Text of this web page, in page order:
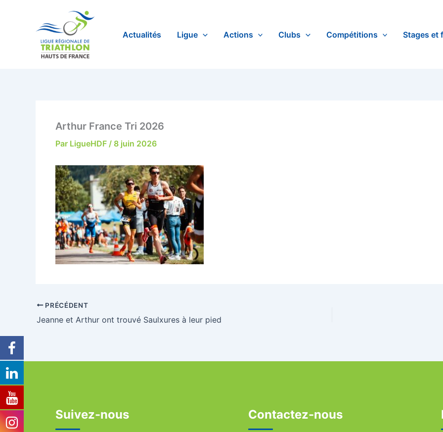
Actualités Ligue Actions Clubs Compétitions Stages et
Arthur France Tri 2026
Par LigueHDF / 8 juin 2026
PRÉCÉDENT
Jeanne et Arthur ont trouvé Saulxures à leur pied
Suivez-nous Contactez-nous